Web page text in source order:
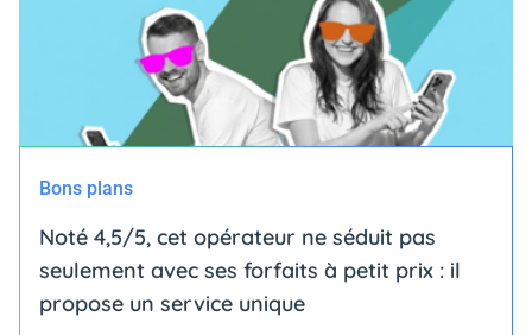
Bons plans
Noté 4,5/5, cet opérateur ne séduit pas
seulement avec ses forfaits à petit prix : il
propose un service unique